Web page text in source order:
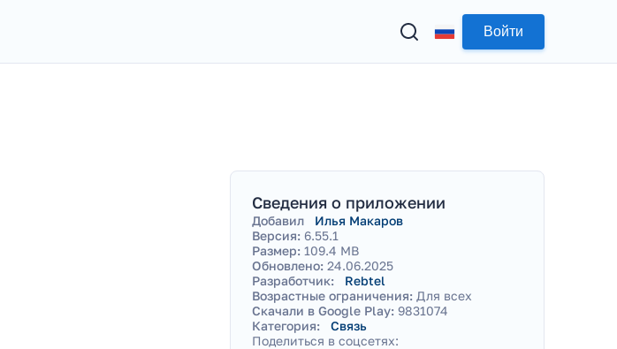
Войти
Сведения о приложении
Добавил
Илья Макаров
Версия: 6.55.1
Размер: 109.4 MB
Обновлено: 24.06.2025
Разработчик:
Rebtel
Возрастные ограничения: Для всех
Скачали в Google Play: 9831074
Категория:
Связь
Поделиться в соцсетях: